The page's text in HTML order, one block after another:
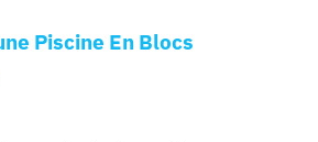
Piscine En Blocs